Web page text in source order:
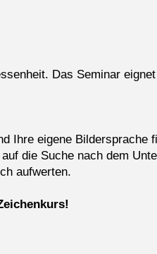
Das Seminar
Ihre eigene
die Suche nach dem
aufwerten.